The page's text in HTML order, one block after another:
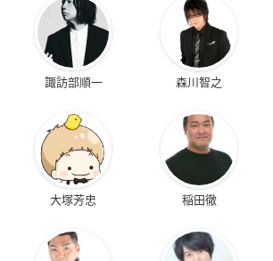
諏訪部順一 森川智之
大塚芳忠 稲田徹